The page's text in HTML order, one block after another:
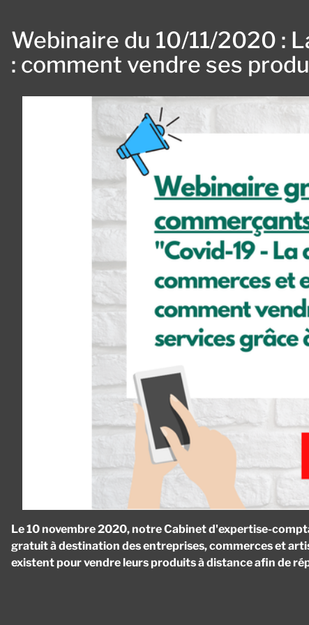
Webinaire du 10/11/2020 :
: comment vendre ses
Le 10 novembre 2020, notre Cabinet d'expertise-
gratuit à destination des entreprises, commerces et
existent pour vendre leurs produits à distance afin de